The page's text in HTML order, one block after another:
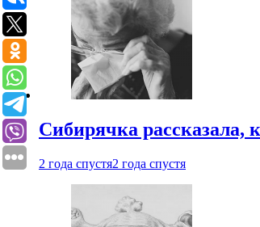
Сибирячка рассказала,
2 года спустя2 года спустя